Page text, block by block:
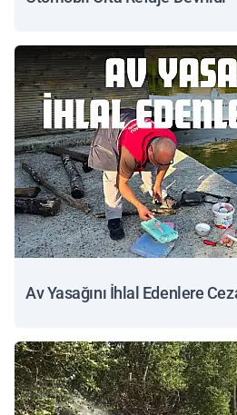
Av Yasağını İhlal Edenlere